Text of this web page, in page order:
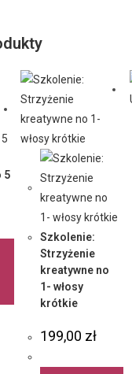
5
Szkolenie:
Strzyżenie
kreatywne no
1- włosy
krótkie
199,00 zł